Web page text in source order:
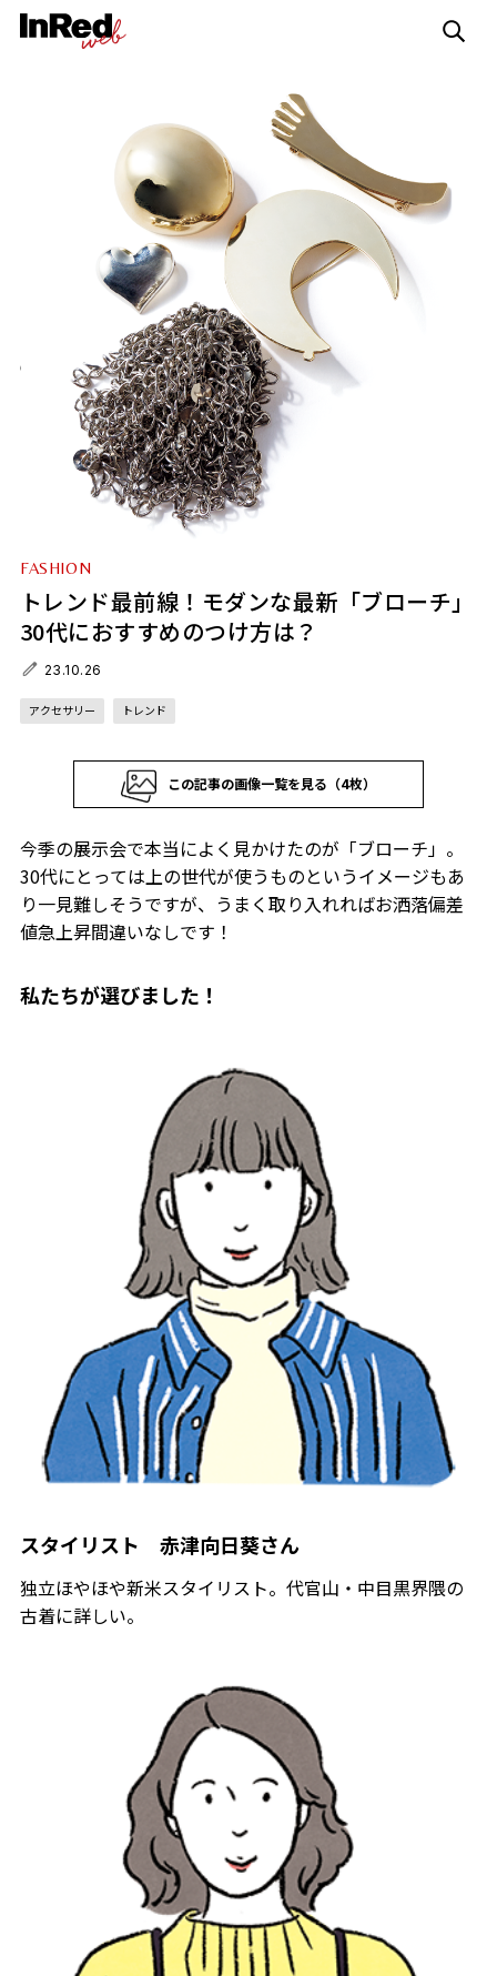
FASHION
トレンド最前線！モダンな最新「ブローチ」
30代におすすめのつけ方は？
23.10.26
アクセサリー トレンド
この記事の画像一覧を見る（4枚）
今季の展示会で本当によく見かけたのが「ブローチ」。
30代にとっては上の世代が使うものというイメージもあ
り一見難しそうですが、うまく取り入れればお洒落偏差
値急上昇間違いなしです！
私たちが選びました！
スタイリスト 赤津向日葵さん
独立ほやほや新米スタイリスト。代官山・中目黒界隈の
古着に詳しい。